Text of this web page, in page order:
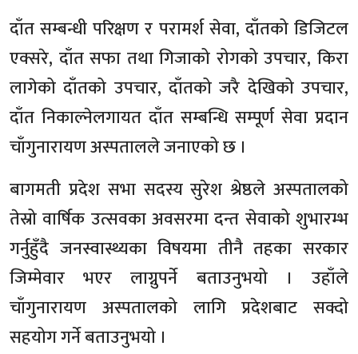
दाँत सम्बन्धी परिक्षण र परामर्श सेवा, दाँतको डिजिटल
एक्सरे, दाँत सफा तथा गिजाको रोगको उपचार, किरा
लागेको दाँतको उपचार, दाँतको जरै देखिको उपचार,
दाँत निकाल्नेलगायत दाँत सम्बन्धि सम्पूर्ण सेवा प्रदान
चाँगुनारायण अस्पतालले जनाएको छ ।
बागमती प्रदेश सभा सदस्य सुरेश श्रेष्ठले अस्पतालको
तेस्रो वार्षिक उत्सवका अवसरमा दन्त सेवाको शुभारम्भ
गर्नुहुँदै जनस्वास्थ्यका विषयमा तीनै तहका सरकार
जिम्मेवार भएर लाग्नुपर्ने बताउनुभयो । उहाँले
चाँगुनारायण अस्पतालको लागि प्रदेशबाट सक्दो
सहयोग गर्ने बताउनुभयो ।